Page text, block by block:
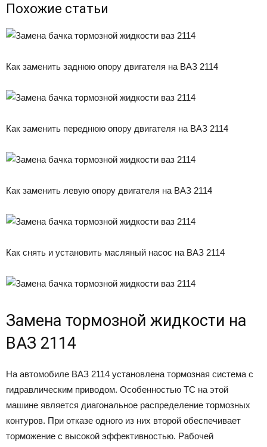
Похожие статьи
Как заменить заднюю опору двигателя на ВАЗ 2114
Как заменить переднюю опору двигателя на ВАЗ 2114
Как заменить левую опору двигателя на ВАЗ 2114
Как снять и установить масляный насос на ВАЗ 2114
Замена тормозной жидкости на
ВАЗ 2114
На автомобиле ВАЗ 2114 установлена тормозная система с
гидравлическим приводом. Особенностью ТС на этой
машине является диагональное распределение тормозных
контуров. При отказе одного из них второй обеспечивает
торможение с высокой эффективностью. Рабочей